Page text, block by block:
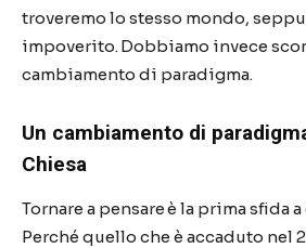
troveremo lo stesso mondo,
impoverito. Dobbiamo invece
cambiamento di paradigma.
Un cambiamento di
Chiesa
Tornare a pensare è la prima sfida
Perché quello che è accaduto nel